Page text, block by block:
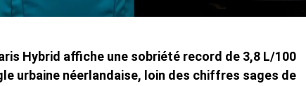
Hybrid affiche une sobriété record de 3,8 L/100
urbaine néerlandaise, loin des chiffres sages de